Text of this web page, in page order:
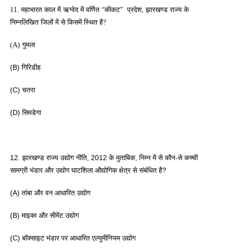
11. महाभारत काल में ऋग्वेद में वर्णित “कीकट”  प्रदेश, झारखण्ड राज्य के
निम्नलिखित जिलों में से किसमें स्थित है?
(A) गुमला
(B) गिरिडीह
(C) चतरा
(D) सिमडेगा
12. झारखण्ड राज्य उद्योग नीति, 2012 के मुताबिक, निम्न में से कौन-से कच्ची
सामग्री भंडार और उद्योग घाटशिला औद्योगिक क्षेत्र से संबंधित है?
(A) तांबा और वन आधारित उद्योग
(B) माइका और सीमेंट उद्योग
(C) बॉक्साइट भंडार पर आधारित एल्युमीनियम उद्योग